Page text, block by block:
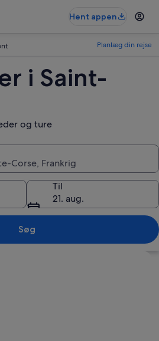
Hent appen
Planlæg din rejse
i Saint-
og ture
Corse, Frankrig
Til
21. aug.
Søg